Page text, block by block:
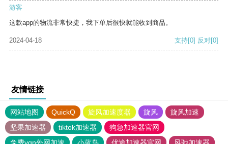
游客
这款app的物流非常快捷，我下单后很快就能收到商品。
2024-04-18 支持[0] 反对[0]
友情链接
网站地图 QuickQ 旋风加速度器 旋风
旋风加速
坚果加速器
tiktok加速器
狗急加速器官网